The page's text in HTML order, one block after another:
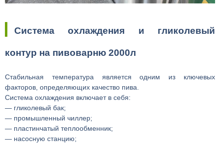
Система охлаждения и гликолевый
контур на пивоварню 2000л
Стабильная температура является одним из ключевых
факторов, определяющих качество пива.
Система охлаждения включает в себя:
— гликолевый бак;
— промышленный чиллер;
— пластинчатый теплообменник;
— насосную станцию;